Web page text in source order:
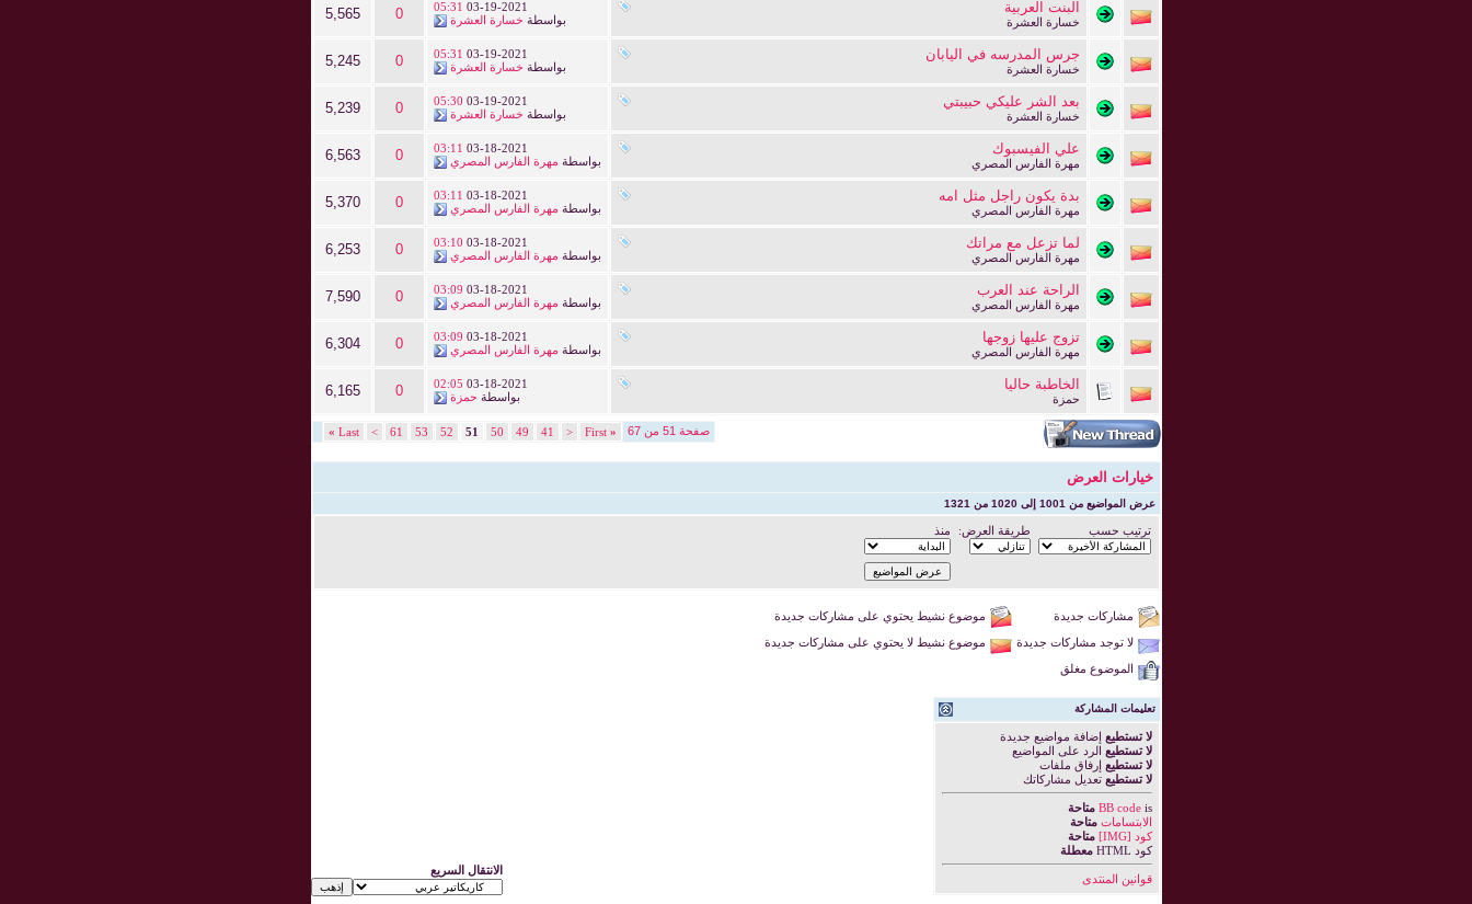
البنت العربية
خسارة العشرة
03-19-2021
05:31
بواسطة خسارة العشرة 0
5,565
جرس المدرسه في اليابان
خسارة العشرة
03-19-2021
05:31
بواسطة خسارة العشرة 0
5,245
بعد الشر عليكي حبيبتي
خسارة العشرة
03-19-2021
05:30
بواسطة خسارة العشرة 0
5,239
علي الفيسبوك
مهرة الفارس المصري
03-18-2021
03:11
بواسطة مهرة الفارس المصري 0
6,563
بدة يكون راجل مثل امه
مهرة الفارس المصري
03-18-2021
03:11
بواسطة مهرة الفارس المصري 0
5,370
لما تزعل مع مراتك
مهرة الفارس المصري
03-18-2021
03:10
بواسطة مهرة الفارس المصري 0
6,253
الراحة عند العرب
مهرة الفارس المصري
03-18-2021
03:09
بواسطة مهرة الفارس المصري 0
7,590
تزوج عليها زوجها
مهرة الفارس المصري
03-18-2021
03:09
بواسطة مهرة الفارس المصري 0
6,304
الخاطبة حاليا
حمزة
03-18-2021
02:05
بواسطة حمزة 0
6,165
صفحة 51 من 67 «
First
<
41
49
50
51
52
53
61
>
Last
»
خيارات العرض
عرض المواضيع من 1001 إلى 1020 من 1321
ترتيب حسب طريقة العرض: منذ
مشاركات جديدة
موضوع نشيط يحتوي على مشاركات جديدة
لا توجد مشاركات جديدة
موضوع نشيط لا يحتوي على مشاركات جديدة
الموضوع مغلق
تعليمات المشاركة
لا تستطيع إضافة مواضيع جديدة
لا تستطيع الرد على المواضيع
لا تستطيع إرفاق ملفات
لا تستطيع تعديل مشاركاتك
BB codeis
متاحة
الابتسامات متاحة
كود [IMG]
متاحة
كود HTML
معطلة
قوانين المنتدى
الانتقال السريع